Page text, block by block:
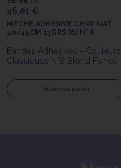
46,01 €
MECHE ADHESIVE CHVX NAT
40/45CM 13GRS (6) N° 8
Bandes Adhésives - Couleurs
Classiques N°8 Blond Foncé
Naturel de Seiseta
Ajouter au panier